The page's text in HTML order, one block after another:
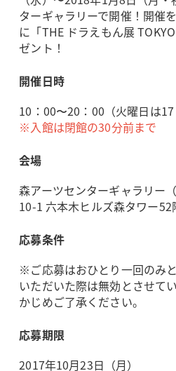
ターギャラリーで開催！開催
に「THE ドラえもん展
ゼント！
開催日時
10：00〜20：00（火曜日は17
※入館は閉館の30分前まで
会場
森アーツセンターギャラリー
10-1 六本木ヒルズ森タワー52
応募条件
※ご応募はおひとり一回のみ
いただいた際は無効とさせて
かじめご了承ください。
応募期限
2017年10月23日（月）